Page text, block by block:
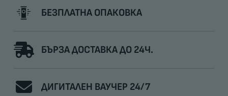
БЕЗПЛАТНА ОПАКОВКА
БЪРЗА ДОСТАВКА ДО 24Ч.
ДИГИТАЛЕН ВАУЧЕР 24/7